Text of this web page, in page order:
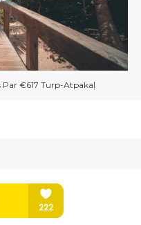
Par €617 Turp-Atpakaļ